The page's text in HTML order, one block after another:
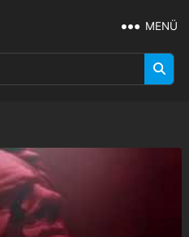
MENÜ